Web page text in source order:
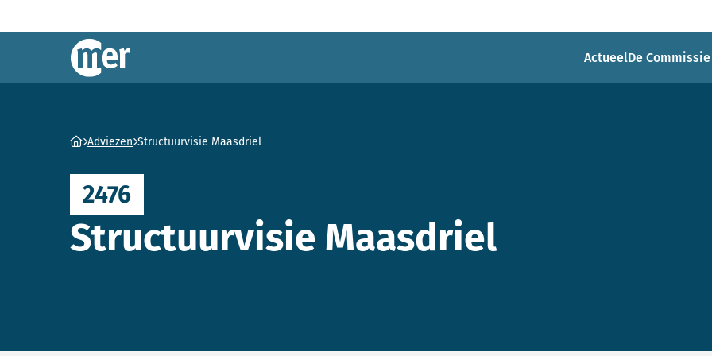
Commissie mer
ActueelDe
Ga naar homepage
Adviezen Structuurvisie Maasdriel
2476
Structuurvisie Maasdriel